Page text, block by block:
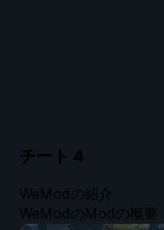
チート 4
WeModの紹介
WeModのModの概要